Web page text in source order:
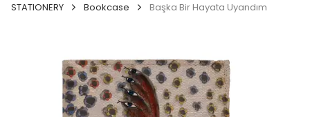
STATIONERY Bookcase Başka Bir Hayata Uyandım